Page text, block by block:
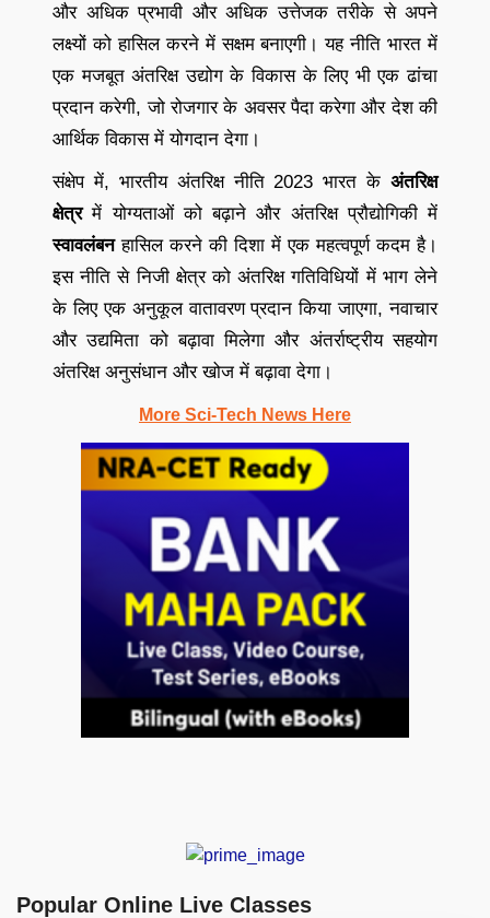
और अधिक प्रभावी और अधिक उत्तेजक तरीके से अपने
लक्ष्यों को हासिल करने में सक्षम बनाएगी। यह नीति भारत में
एक मजबूत अंतरिक्ष उद्योग के विकास के लिए भी एक ढांचा
प्रदान करेगी, जो रोजगार के अवसर पैदा करेगा और देश की
आर्थिक विकास में योगदान देगा।
संक्षेप में, भारतीय अंतरिक्ष नीति 2023 भारत के अंतरिक्ष
क्षेत्रमें योग्यताओं को बढ़ाने और अंतरिक्ष प्रौद्योगिकी में
स्वावलंबनहासिल करने की दिशा में एक महत्वपूर्ण कदम है।
इस नीति से निजी क्षेत्र को अंतरिक्ष गतिविधियों में भाग लेने
के लिए एक अनुकूल वातावरण प्रदान किया जाएगा, नवाचार
और उद्यमिता को बढ़ावा मिलेगा और अंतर्राष्ट्रीय सहयोग
अंतरिक्ष अनुसंधान और खोज में बढ़ावा देगा।
More Sci-Tech News Here
Popular Online Live Classes